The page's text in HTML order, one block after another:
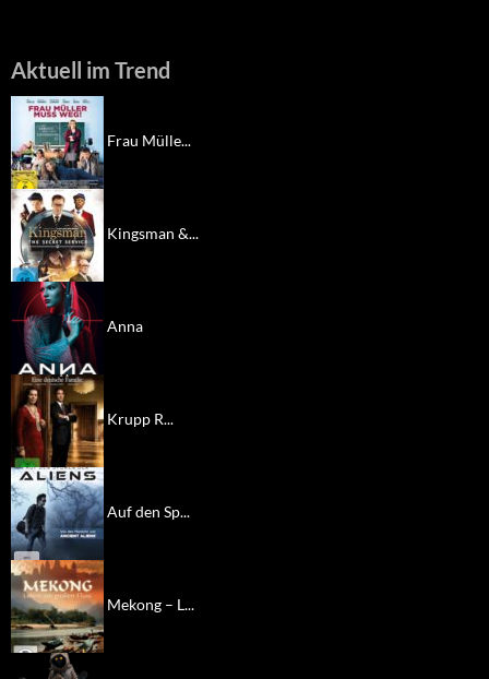
Aktuell im Trend
Frau Mülle...
Kingsman &...
Anna
Krupp R...
Auf den Sp...
Mekong – L...